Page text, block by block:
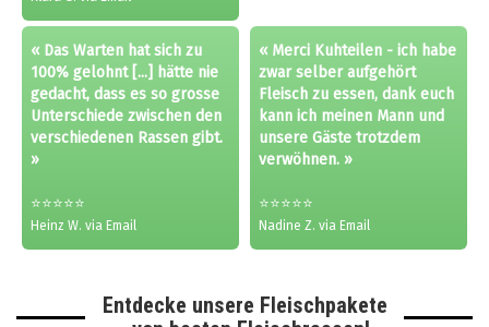
« Das Warten hat sich zu
100% gelohnt [...] hätte nie
gedacht, dass es so grosse
Unterschiede zwischen den
verschiedenen Rassen gibt.
»
⭐⭐⭐⭐⭐
Heinz W. via Email
« Merci Kuhteilen - ich habe
zwar selber aufgehört
Fleisch zu essen, dank euch
kann ich meinen Mann und
unsere Gäste trotzdem
verwöhnen. »
⭐⭐⭐⭐⭐
Nadine Z. via Email
Entdecke unsere Fleischpakete